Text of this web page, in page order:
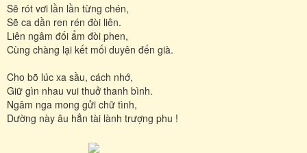
Sẽ rót vơi lần lần từng chén,
Sẽ ca dần ren rén đòi liên.
Liên ngâm đối ẩm đòi phen,
Cùng chàng lại kết mối duyên đến già.
Cho bõ lúc xa sầu, cách nhớ,
Giữ gìn nhau vui thuở thanh bình.
Ngâm nga mong gửi chữ tình,
Dường này âu hẳn tài lành trượng phu !